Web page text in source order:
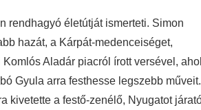
rendhagyó életútját ismerteti. Simon
hazát, a Kárpát-medenceiséget,
Aladár piacról írott versével,
Gyula arra festhesse legszebb műveit.
kivetette a festő-zenélő, Nyugatot